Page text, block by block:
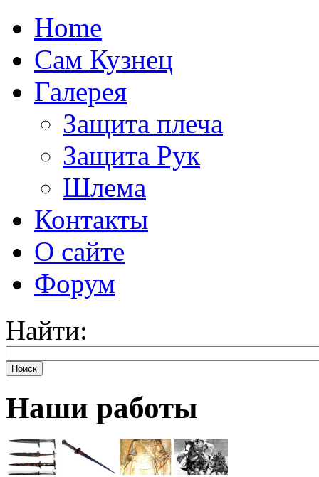
Home
Сам Кузнец
Галерея
Защита плеча
Защита Рук
Шлема
Контакты
О сайте
Форум
Найти:
Поиск
Наши работы